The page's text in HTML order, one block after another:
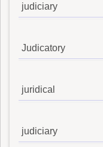
judiciary
Judicatory
juridical
judiciary